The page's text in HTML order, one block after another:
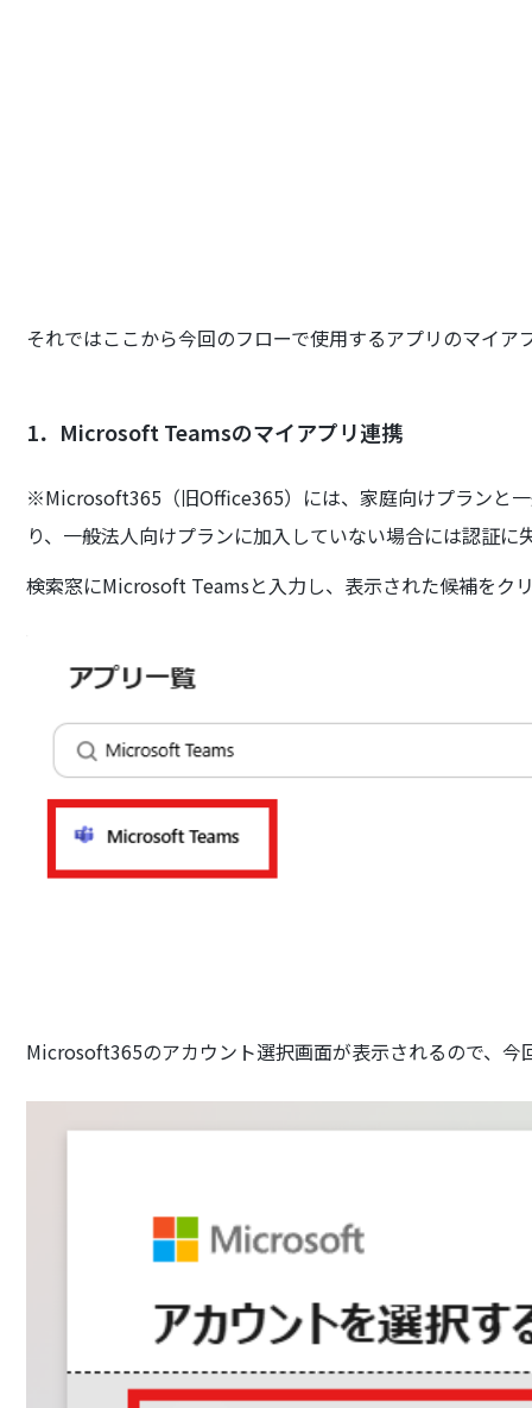
それではここから今回のフローで使用するアプリのマイア
1．Microsoft Teamsのマイアプリ連携
※Microsoft365（旧Office365）には、家庭向けプランと
り、一般法人向けプランに加入していない場合には認証に
検索窓にMicrosoft Teamsと入力し、表示された候補をク
Microsoft365のアカウント選択画面が表示されるので、